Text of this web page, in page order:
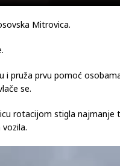
Mitrovica.
i pruža prvu pomoć
se.
rotacijom stigla najmanje